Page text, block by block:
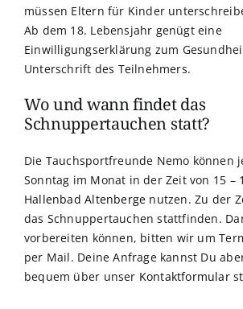
müssen Eltern für Kinder
Ab dem 18. Lebensjahr genügt eine
Einwilligungserklärung zum
Unterschrift des Teilnehmers.
Wo und wann findet das
Schnuppertauchen statt?
Die Tauchsportfreunde Nemo können
Sonntag im Monat in der Zeit von 15 –
Hallenbad Altenberge nutzen. Zu der
das Schnuppertauchen stattfinden.
vorbereiten können, bitten wir um
per Mail. Deine Anfrage kannst Du
bequem über unser Kontaktformular